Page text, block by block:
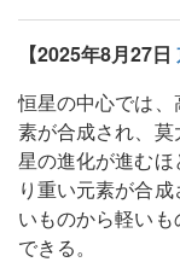
【2025年8月27日
恒星の中心では
素が合成され、莫
星の進化が進む
り重い元素が合
いものから軽い
できる。